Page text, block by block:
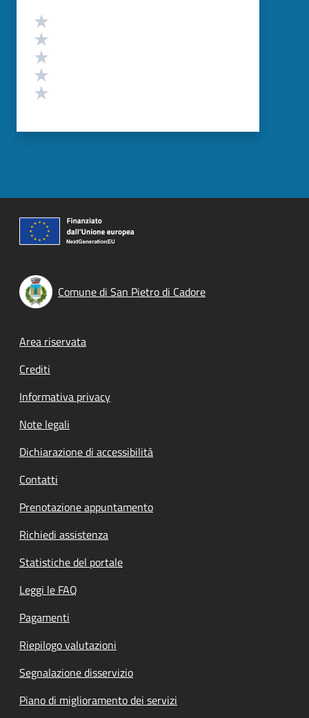
Valutazione
Comune di San Pietro di Cadore
Footer menu
Area riservata
Crediti
Informativa privacy
Note legali
Dichiarazione di accessibilità
Contatti
Prenotazione appuntamento
Richiedi assistenza
Statistiche del portale
Leggi le FAQ
Pagamenti
Riepilogo valutazioni
Segnalazione disservizio
Piano di miglioramento dei servizi